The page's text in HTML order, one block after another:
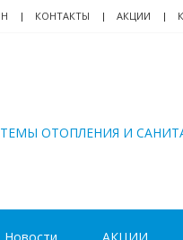
КОНТАКТЫ АКЦИИ
ОТОПЛЕНИЯ И